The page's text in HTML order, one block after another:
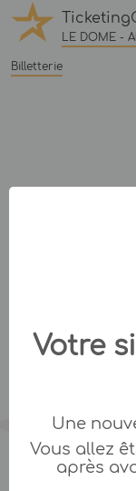
LE DOME -
Billetterie
Votre
Une
Vous allez
après